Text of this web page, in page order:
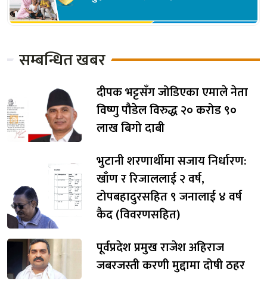
सम्बन्धित खबर
दीपक भट्टसँग जोडिएका एमाले नेता
विष्णु पौडेल विरुद्ध २० करोड ९०
लाख बिगो दाबी
भुटानी शरणार्थीमा सजाय निर्धारण:
खाँण र रिजाललाई २ वर्ष,
टोपबहादुरसहित ९ जनालाई ४ वर्ष
कैद (विवरणसहित)
पूर्वप्रदेश प्रमुख राजेश अहिराज
जबरजस्ती करणी मुद्दामा दोषी ठहर